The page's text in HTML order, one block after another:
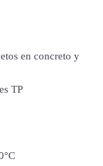
en concreto y
TP